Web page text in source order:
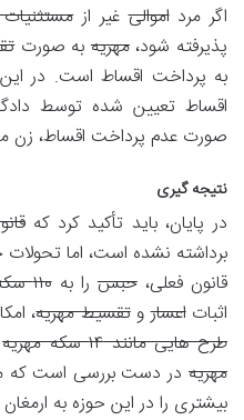
اگر مرداموالیغیر از
پذیرفته شود،مهریه به صورت
به پرداخت اقساط است. در
اقساط تعیین شده توسط
صورت عدم پرداخت اقساط، زن
نتیجه گیری
در پایان، باید تأکید کرد که
برداشته نشده است، اما
قانون فعلی،حبسرا به۱۱۰ سکه مهریه
اثباتاعساروتقسیط مهریه،
طرح هایی مانند ۱۴ سکه مهریه
مهریه در دست بررسی است که
بیشتری را در این حوزه به ارمغان